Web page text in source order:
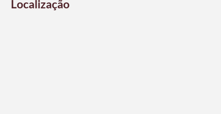
Localização